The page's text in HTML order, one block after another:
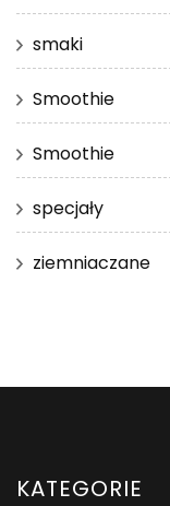
smaki
Smoothie
Smoothie
specjały
ziemniaczane
KATEGORIE